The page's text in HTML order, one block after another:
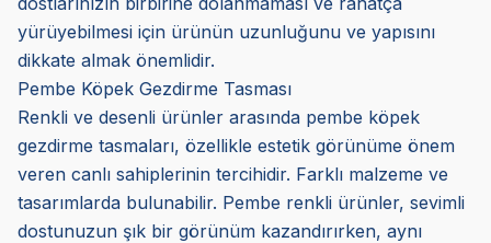
yürüyebilmesi için ürünün uzunluğunu ve yapısını
dikkate almak önemlidir.
Pembe Köpek Gezdirme Tasması
Renkli ve desenli ürünler arasında pembe köpek
gezdirme tasmaları, özellikle estetik görünüme önem
veren canlı sahiplerinin tercihidir. Farklı malzeme ve
tasarımlarda bulunabilir. Pembe renkli ürünler, sevimli
dostunuzun şık bir görünüm kazandırırken, aynı